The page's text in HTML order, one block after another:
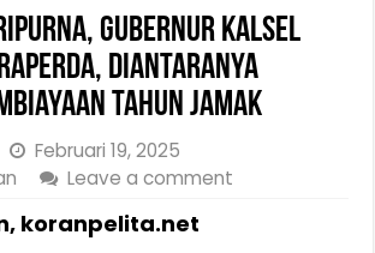
Gubernur Kalsel
Diantaranya
Tahun Jamak
Februari 19, 2025
Leave a comment
koranpelita.net